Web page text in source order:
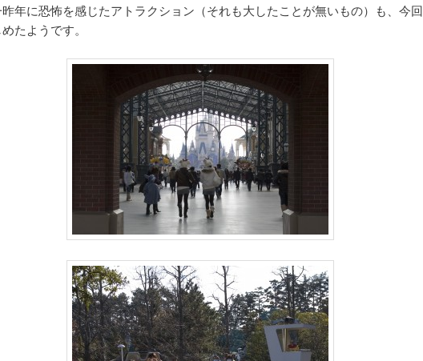
年に恐怖を感じたアトラクション（それも大したことが無いもの）も、今回
たようです。